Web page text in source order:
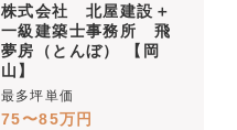
株式会社 北屋建設＋
一級建築士事務所 飛
夢房（とんぼ） 【岡
山】
最多坪単価
75〜85万円